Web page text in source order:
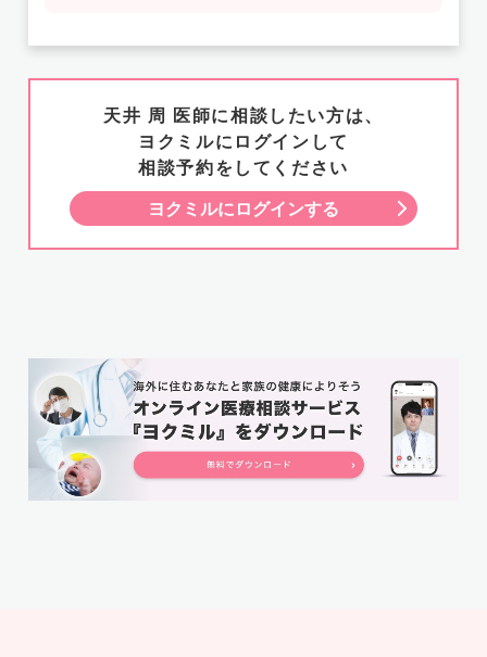
天井 周 医師に相談したい方は、
ヨクミルにログインして
相談予約をしてください
ヨクミルにログインする